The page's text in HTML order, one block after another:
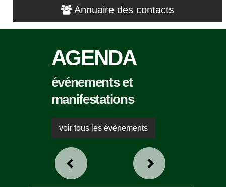
Annuaire des contacts
AGENDA
événements et
manifestations
voir tous les évènements